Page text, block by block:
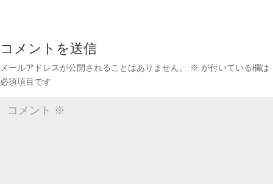
コメントを送信
メールアドレスが公開されることはありません。 ※ が付いている欄は
必須項目です